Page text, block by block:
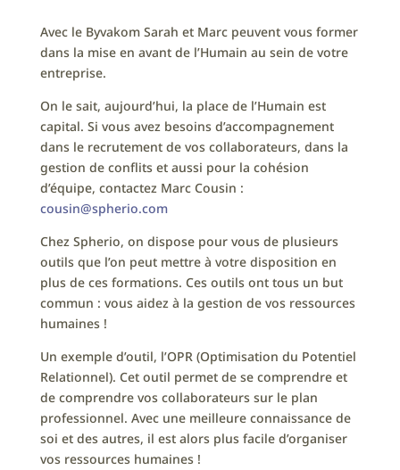
Avec le Byvakom Sarah et Marc peuvent vous former
dans la mise en avant de l’Humain au sein de votre
entreprise.
On le sait, aujourd’hui, la place de l’Humain est
capital. Si vous avez besoins d’accompagnement
dans le recrutement de vos collaborateurs, dans la
gestion de conflits et aussi pour la cohésion
d’équipe, contactez Marc Cousin :
cousin@spherio.com
Chez Spherio, on dispose pour vous de plusieurs
outils que l’on peut mettre à votre disposition en
plus de ces formations. Ces outils ont tous un but
commun : vous aidez à la gestion de vos ressources
humaines !
Un exemple d’outil, l’OPR (Optimisation du Potentiel
Relationnel). Cet outil permet de se comprendre et
de comprendre vos collaborateurs sur le plan
professionnel. Avec une meilleure connaissance de
soi et des autres, il est alors plus facile d’organiser
vos ressources humaines !